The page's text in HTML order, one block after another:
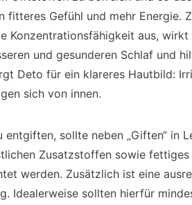
fitteres Gefühl und mehr Energie.
Konzentrationsfähigkeit aus, wirkt
und gesunderen Schlaf und
Deto für ein klareres Hautbild:
sich von innen.
sollte neben „Giften“ in
Zusatzstoffen sowie fettiges
werden. Zusätzlich ist eine
Idealerweise sollten hierfür